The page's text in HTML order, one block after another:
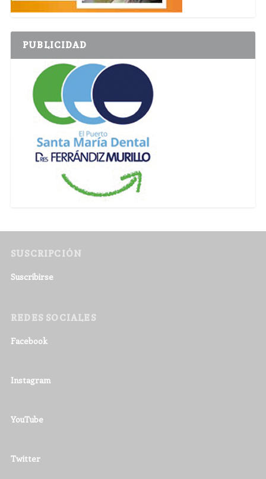
PUBLICIDAD
SUSCRIPCIÓN
Suscribirse
REDES SOCIALES
Facebook
Instagram
YouTube
Twitter